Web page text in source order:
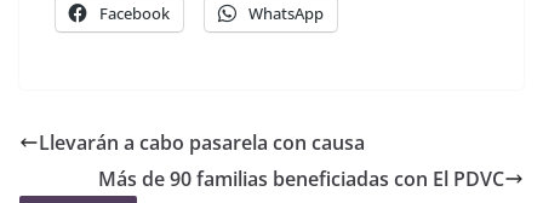
Facebook WhatsApp
Llevarán a cabo pasarela con causa
Más de 90 familias beneficiadas con El PDVC